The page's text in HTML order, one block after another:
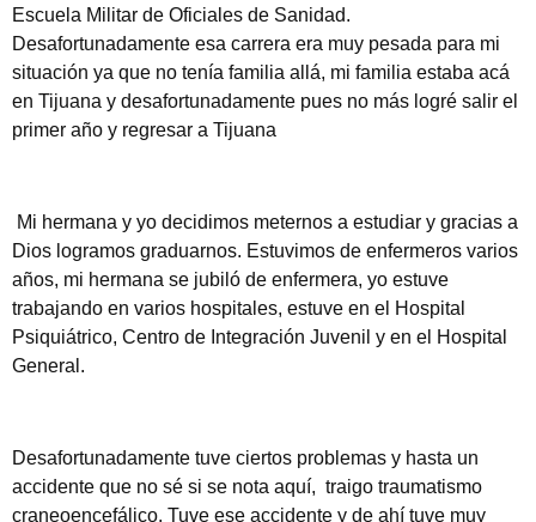
Escuela Militar de Oficiales de Sanidad.
Desafortunadamente esa carrera era muy pesada para mi
situación ya que no tenía familia allá, mi familia estaba acá
en Tijuana y desafortunadamente pues no más logré salir el
primer año y regresar a Tijuana
Mi hermana y yo decidimos meternos a estudiar y gracias a
Dios logramos graduarnos. Estuvimos de enfermeros varios
años, mi hermana se jubiló de enfermera, yo estuve
trabajando en varios hospitales, estuve en el Hospital
Psiquiátrico, Centro de Integración Juvenil y en el Hospital
General.
Desafortunadamente tuve ciertos problemas y hasta un
accidente que no sé si se nota aquí, traigo traumatismo
craneoencefálico. Tuve ese accidente y de ahí tuve muy